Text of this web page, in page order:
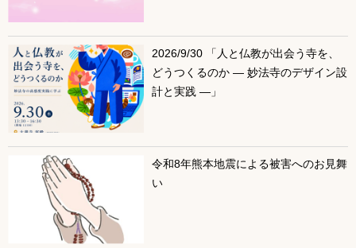
2026/9/30 「人と仏教が出会う寺を、
どうつくるのか ― 妙法寺のデザイン設
計と実践 ―」
令和8年熊本地震による被害へのお見舞
い